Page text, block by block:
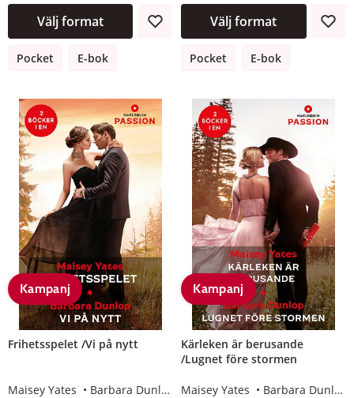
Välj format
Pocket E-bok
Välj format
Pocket E-bok
Kampanj
Frihetsspelet /Vi på nytt
Maisey Yates Barbara Dunlop
Kampanj
Kärleken är berusande
/Lugnet före stormen
Maisey Yates Barbara Dunlop